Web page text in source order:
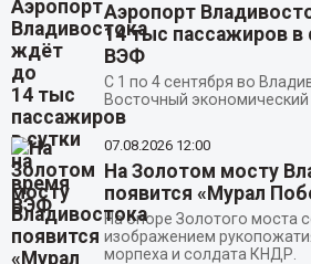
Аэропорт
14 тыс пассажиров в
ВЭФ
С 1 по 4 сентября во
Восточный экономический
07.08.2026 12:00
На Золотом мосту
появится «Мурал
На опоре Золотого моста
изображением
морпеха и солдата КНДР.